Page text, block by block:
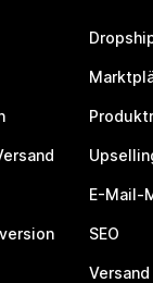
E-Mail-
SEO
Versand